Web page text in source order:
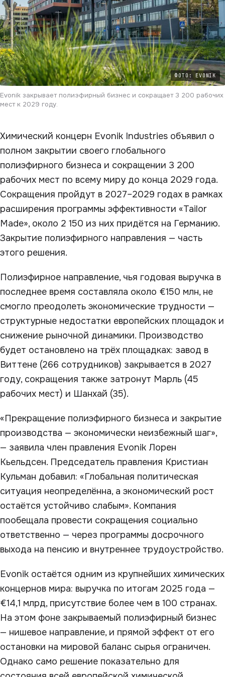
ФОТО: EVONIK
Evonik закрывает полиэфирный бизнес и сокращает 3 200 рабочих
мест к 2029 году.
Химический концерн Evonik Industries объявил о
полном закрытии своего глобального
полиэфирного бизнеса и сокращении 3 200
рабочих мест по всему миру до конца 2029 года.
Сокращения пройдут в 2027–2029 годах в рамках
расширения программы эффективности «Tailor
Made», около 2 150 из них придётся на Германию.
Закрытие полиэфирного направления — часть
этого решения.
Полиэфирное направление, чья годовая выручка в
последнее время составляла около €150 млн, не
смогло преодолеть экономические трудности —
структурные недостатки европейских площадок и
снижение рыночной динамики. Производство
будет остановлено на трёх площадках: завод в
Виттене (266 сотрудников) закрывается в 2027
году, сокращения также затронут Марль (45
рабочих мест) и Шанхай (35).
«Прекращение полиэфирного бизнеса и закрытие
производства — экономически неизбежный шаг»,
— заявила член правления Evonik Лорен
Кьельдсен. Председатель правления Кристиан
Кульман добавил: «Глобальная политическая
ситуация неопределённа, а экономический рост
остаётся устойчиво слабым». Компания
пообещала провести сокращения социально
ответственно — через программы досрочного
выхода на пенсию и внутреннее трудоустройство.
Evonik остаётся одним из крупнейших химических
концернов мира: выручка по итогам 2025 года —
€14,1 млрд, присутствие более чем в 100 странах.
На этом фоне закрываемый полиэфирный бизнес
— нишевое направление, и прямой эффект от его
остановки на мировой баланс сырья ограничен.
Однако само решение показательно для